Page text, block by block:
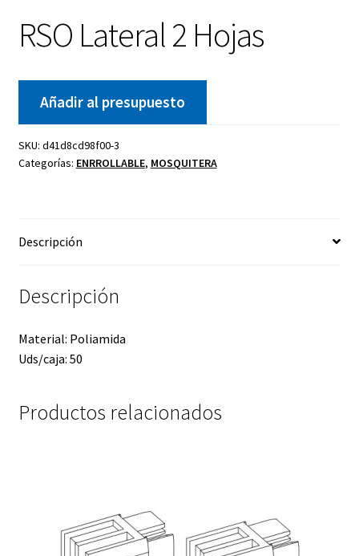
RSO Lateral 2 Hojas
Añadir al presupuesto
SKU: d41d8cd98f00-3
Categorías: ENRROLLABLE, MOSQUITERA
Descripción
Descripción
Material: Poliamida
Uds/caja: 50
Productos relacionados